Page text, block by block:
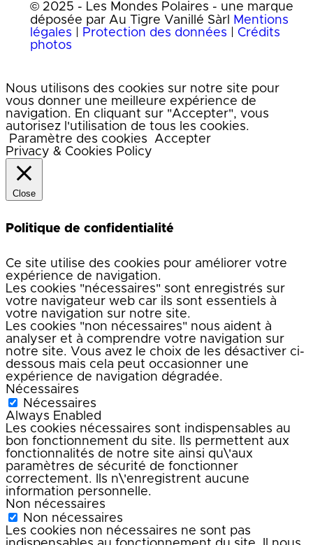
© 2025 - Les Mondes Polaires - une marque
déposée par Au Tigre Vanillé Sàrl
Mentions
légales
Protection des données
Crédits
photos
Nous utilisons des cookies sur notre site pour
vous donner une meilleure expérience de
navigation. En cliquant sur "Accepter", vous
autorisez l'utilisation de tous les cookies.
Paramètre des cookies
Accepter
Privacy & Cookies Policy
Close
Politique de confidentialité
Ce site utilise des cookies pour améliorer votre
expérience de navigation.
Les cookies "nécessaires" sont enregistrés sur
votre navigateur web car ils sont essentiels à
votre navigation sur notre site.
Les cookies "non nécessaires" nous aident à
analyser et à comprendre votre navigation sur
notre site. Vous avez le choix de les désactiver ci-
dessous mais cela peut occasionner une
expérience de navigation dégradée.
Nécessaires
Nécessaires
Always Enabled
Les cookies nécessaires sont indispensables au
bon fonctionnement du site. Ils permettent aux
fonctionnalités de notre site ainsi qu\'aux
paramètres de sécurité de fonctionner
correctement. Ils n\'enregistrent aucune
information personnelle.
Non nécessaires
Non nécessaires
Les cookies non nécessaires ne sont pas